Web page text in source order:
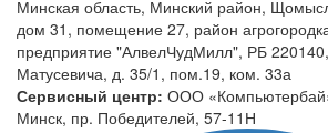
Минская область, Минский район,
дом 31, помещение 27, район
предприятие "АлвелЧудМилл", РБ
Матусевича, д. 35/1, пом.19, ком. 33а
Сервисный центр: ООО
Минск, пр. Победителей, 57-11Н